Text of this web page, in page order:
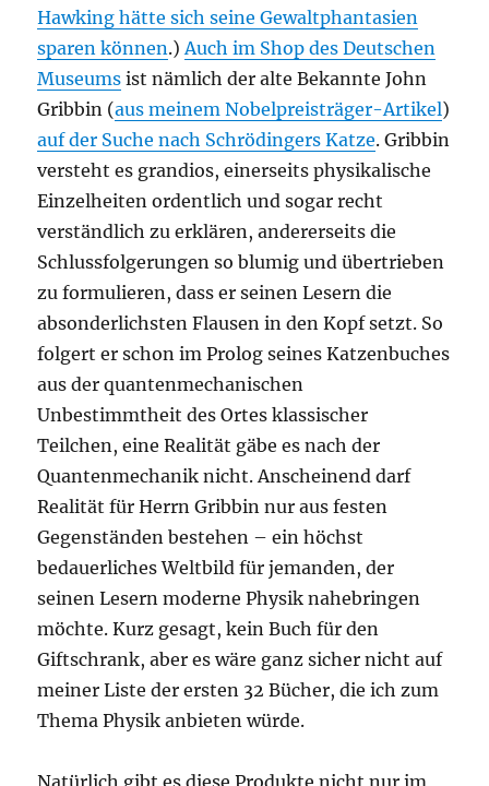
Hawking hätte sich seine Gewaltphantasien
sparen können.)Auch im Shop des Deutschen
Museums ist nämlich der alte Bekannte John
Gribbin (aus meinem Nobelpreisträger-Artikel)
auf der Suche nach Schrödingers Katze. Gribbin
versteht es grandios, einerseits physikalische
Einzelheiten ordentlich und sogar recht
verständlich zu erklären, andererseits die
Schlussfolgerungen so blumig und übertrieben
zu formulieren, dass er seinen Lesern die
absonderlichsten Flausen in den Kopf setzt. So
folgert er schon im Prolog seines Katzenbuches
aus der quantenmechanischen
Unbestimmtheit des Ortes klassischer
Teilchen, eine Realität gäbe es nach der
Quantenmechanik nicht. Anscheinend darf
Realität für Herrn Gribbin nur aus festen
Gegenständen bestehen – ein höchst
bedauerliches Weltbild für jemanden, der
seinen Lesern moderne Physik nahebringen
möchte. Kurz gesagt, kein Buch für den
Giftschrank, aber es wäre ganz sicher nicht auf
meiner Liste der ersten 32 Bücher, die ich zum
Thema Physik anbieten würde.